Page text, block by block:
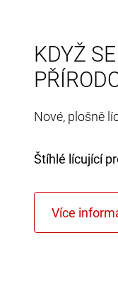
KDYŽ
Nové, plošně
Štíhlé lícující